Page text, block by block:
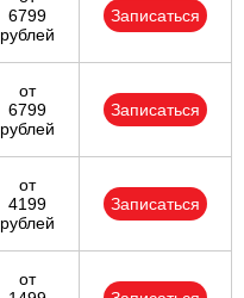
6799
рублей
Записаться
от
6799
рублей
Записаться
от
4199
рублей
Записаться
от